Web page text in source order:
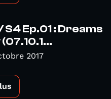
S4 Ep.01 : Dreams
2017